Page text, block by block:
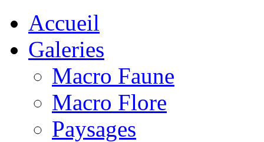
Accueil
Galeries
Macro Faune
Macro Flore
Paysages